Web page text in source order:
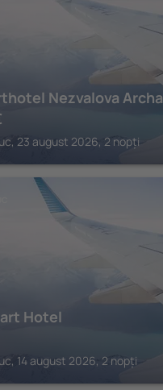
Nezvalova Archa
23 august 2026, 2 nopți
Hotel
14 august 2026, 2 nopți